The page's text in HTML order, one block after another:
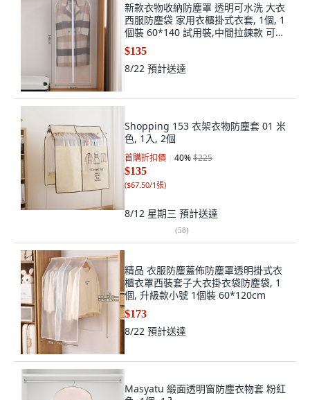
新款衣物收納防塵罩 透明可水洗 大衣
西服防塵袋 家用衣櫃掛式衣套, 1個, 1
個裝 60*140 試用裝,中間拉鍊款 可水
洗
$135
8/22 預計送達
Shopping 153 衣架衣物防塵套 01 米
色, 1入, 2個
首購折扣價 40%$225
$135
($67.50/1張)
8/12 星期三 預計送達
(58)
精品 衣服防塵蓋佈防塵罩透明掛式衣
櫃衣罩西裝套子大衣掛衣袋防塵袋, 1
個, 升級款小號 1個裝 60*120cm
$173
8/22 預計送達
Masyatu 緞面透明窗防塵衣物套 粉紅